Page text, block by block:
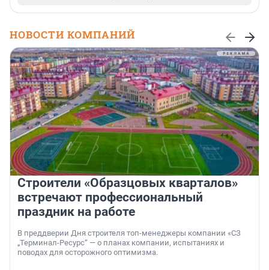
НОВОСТИ КОМПАНИЙ
Строители «Образцовых кварталов»
встречают профессиональный
праздник на работе
В преддверии Дня строителя топ-менеджеры компании «СЗ
„Терминал-Ресурс“ — о планах компании, испытаниях и
поводах для осторожного оптимизма.